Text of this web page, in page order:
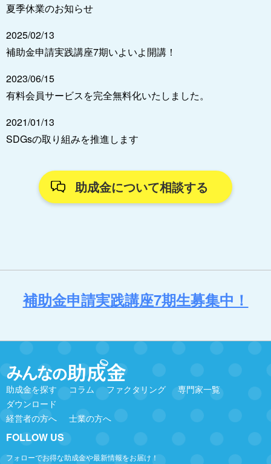
夏季休業のお知らせ
2025/02/13
補助金申請実践講座7期いよいよ開講！
2023/06/15
有料会員サービスを完全無料化いたしました。
2021/01/13
SDGsの取り組みを推進します
助成金について相談する
補助金申請実践講座7期生募集中！
助成金を探す コラム ファクタリング
専門家一覧
ダウンロード
経営者の方へ
士業の方へ
FOLLOW US
フォローでお得な助成金や最新情報をお届け！